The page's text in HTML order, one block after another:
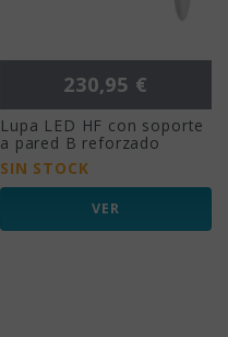
Precio
230,95 €
Lupa LED HF con soporte
a pared B reforzado
SIN STOCK
VER